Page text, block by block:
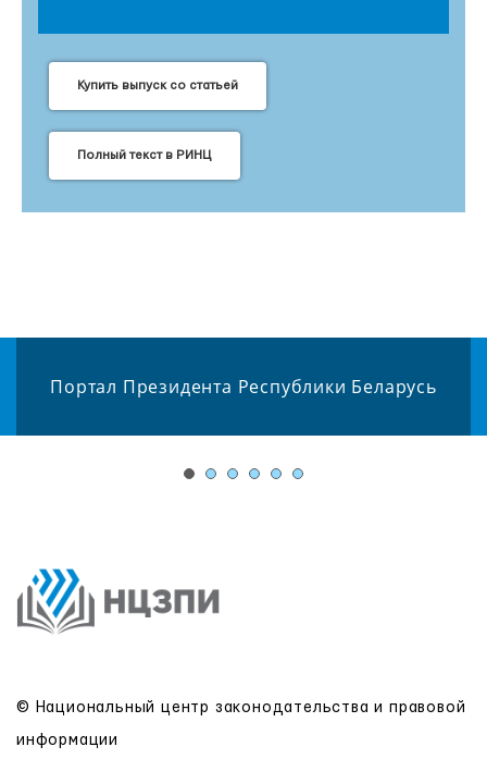
Купить выпуск со статьей
Полный текст в РИНЦ
Портал Президента Республики Беларусь
© Национальный центр законодательства и правовой
информации